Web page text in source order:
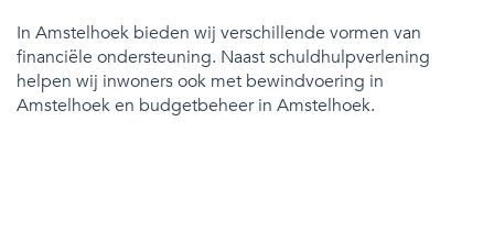
In Amstelhoek bieden wij verschillende vormen van
financiële ondersteuning. Naast schuldhulpverlening
helpen wij inwoners ook met bewindvoering in
Amstelhoek en budgetbeheer in Amstelhoek.